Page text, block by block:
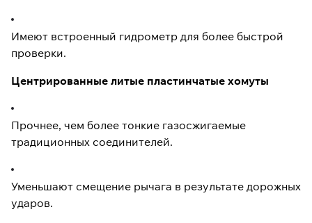
Имеют встроенный гидрометр для более быстрой
проверки.
Центрированные литые пластинчатые хомуты
Прочнее, чем более тонкие газосжигаемые
традиционных соединителей.
Уменьшают смещение рычага в результате дорожных
ударов.